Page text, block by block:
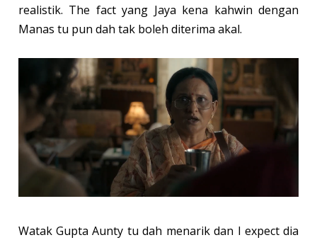
realistik. The fact yang Jaya kena kahwin dengan
Manas tu pun dah tak boleh diterima akal.
Watak Gupta Aunty tu dah menarik dan I expect dia